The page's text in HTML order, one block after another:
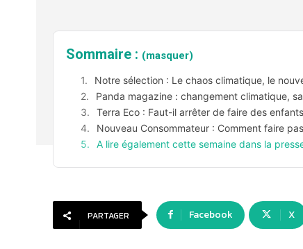
Sommaire : (masquer)
Notre sélection : Le chaos climatique, le
Panda magazine : changement climatique,
Terra Eco : Faut-il arrêter de faire des
Nouveau Consommateur : Comment faire
A lire également cette semaine dans la
PARTAGER Facebook X